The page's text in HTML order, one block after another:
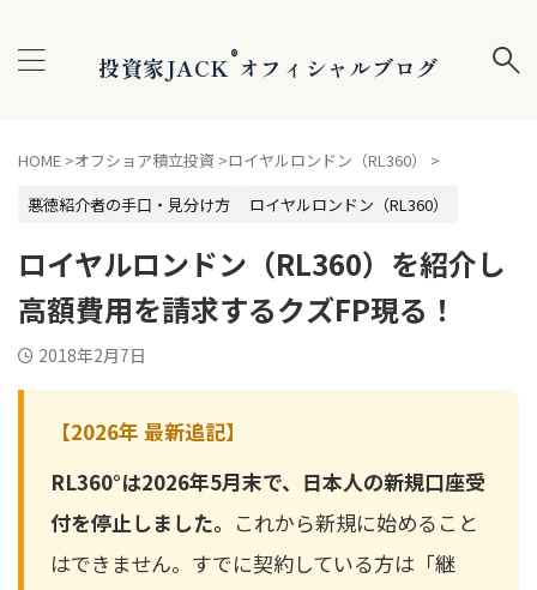
投資家JACK®オフィシャルブログ
HOME >オフショア積立投資 >ロイヤルロンドン（RL360）
>
悪徳紹介者の手口・見分け方
ロイヤルロンドン（RL360）
ロイヤルロンドン（RL360）を紹介し
高額費用を請求するクズFP現る！
2018年2月7日
【2026年 最新追記】
RL360°は2026年5月末で、日本人の新規口座受
付を停止しました。 これから新規に始めること
はできません。すでに契約している方は「継